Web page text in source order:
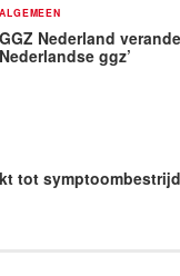
ALGEMEEN
GGZ Nederland
Nederlandse ggz’
tot